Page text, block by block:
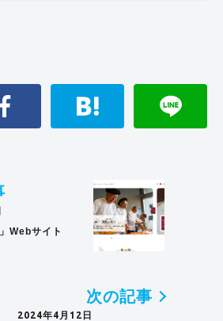
Webサイト
次の記事
2024年4月12日